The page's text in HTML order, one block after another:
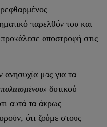
παρελθόν του και
αποστροφή στις
ανησυχία μας για τα
δυτικού
αυτά τα άκρως
ότι ζούμε στους